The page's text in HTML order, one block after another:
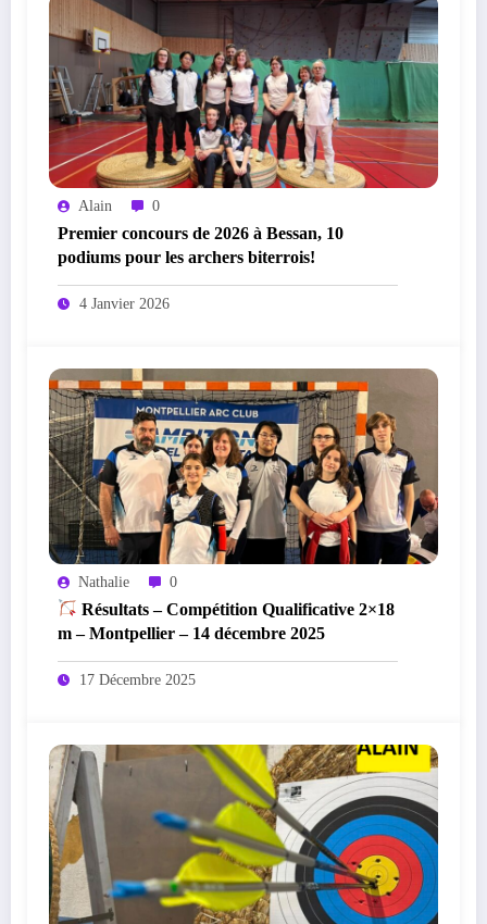
Alain 0
Premier concours de 2026 à Bessan, 10
podiums pour les archers biterrois!
4 Janvier 2026
Nathalie 0
Résultats – Compétition Qualificative 2×18
m – Montpellier – 14 décembre 2025
17 Décembre 2025